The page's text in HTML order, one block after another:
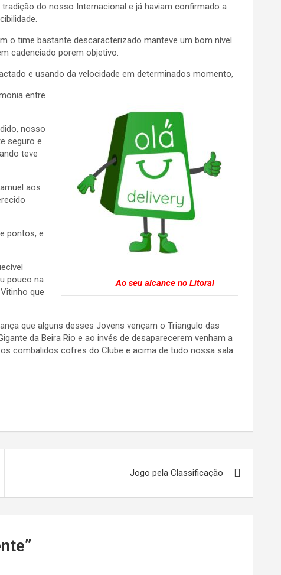
do nosso Internacional e já haviam confirmado a
o time bastante descaracterizado manteve um bom nível
cadenciado porem objetivo.
e usando da velocidade em determinados momento,
Ao seu alcance no Litoral
entre
nosso
seguro e
teve
aos
pontos, e
pouco na
que
que alguns desses Jovens vençam o Triangulo das
da Beira Rio e ao invés de desaparecerem venham a
combalidos cofres do Clube e acima de tudo nossa sala
Jogo pela Classificação
”